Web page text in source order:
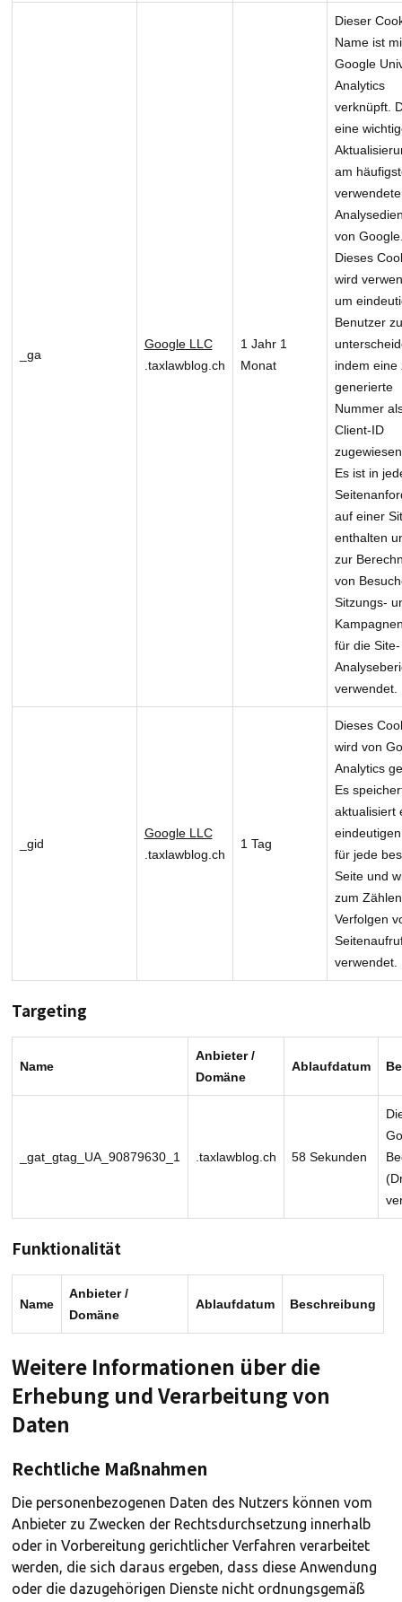
_ga
Google LLC
.taxlawblog.ch
1 Jahr 1
Monat
Dieser
Name ist
Google
Analytics
verknüpft.
eine
am
von
Dieses
wird
um
Benutzer zu
indem eine
generierte
Nummer
Client-ID
Es ist in
auf einer
enthalten
zur
von
Sitzungs-
für die Site-
verwendet.
_gid
Google LLC
.taxlawblog.ch
1 Tag
Dieses
wird von
Analytics
Es
aktualisiert
für jede
Seite und
zum
Verfolgen
verwendet.
Targeting
Name
Anbieter /
Domäne
Ablaufdatum
_gat_gtag_UA_90879630_1 .taxlawblog.ch 58 Sekunden
Funktionalität
Name
Anbieter /
Domäne
Ablaufdatum Beschreibung
Weitere Informationen über die
Erhebung und Verarbeitung von
Daten
Rechtliche Maßnahmen
Die personenbezogenen Daten des Nutzers können vom
Anbieter zu Zwecken der Rechtsdurchsetzung innerhalb
oder in Vorbereitung gerichtlicher Verfahren verarbeitet
werden, die sich daraus ergeben, dass diese Anwendung
oder die dazugehörigen Dienste nicht ordnungsgemäß